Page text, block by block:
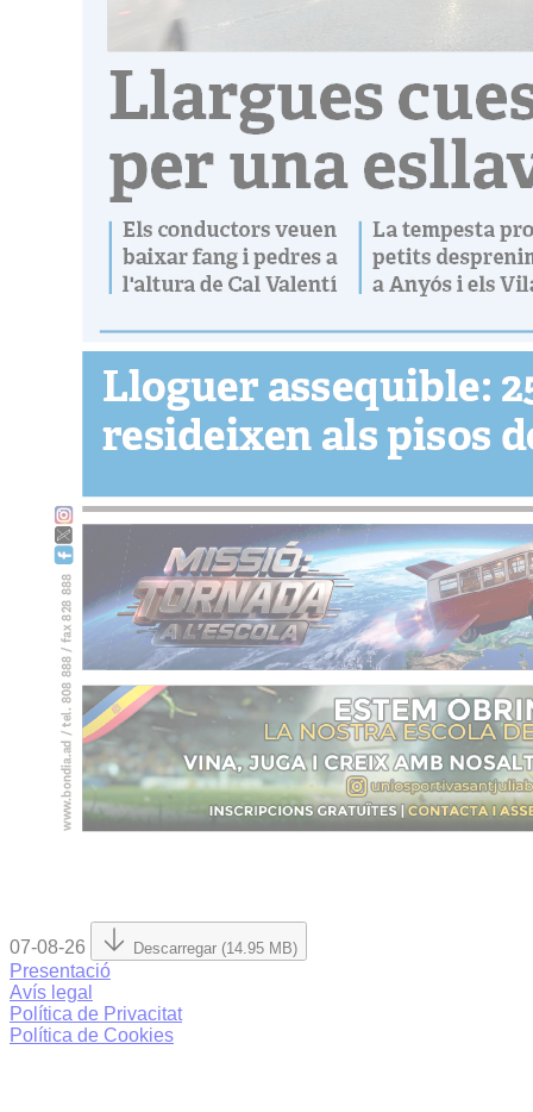
07-08-26 Descarregar (14.95 MB)
Presentació
Avís legal
Política de Privacitat
Política de Cookies